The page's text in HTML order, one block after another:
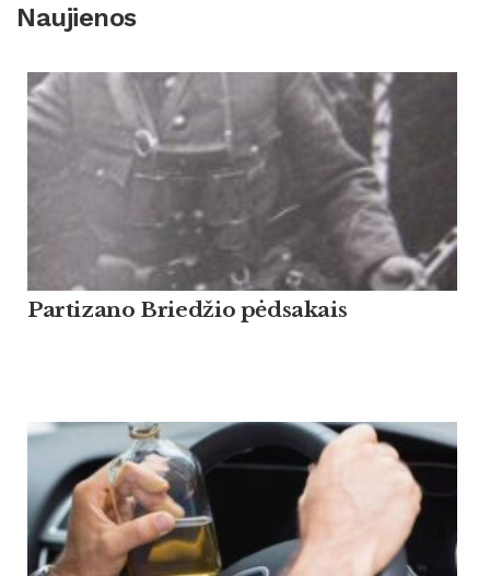
Naujienos
Partizano Briedžio pėdsakais